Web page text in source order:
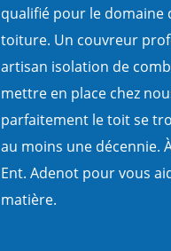
qualifié pour le
toiture. Un couvreur
artisan isolation de
mettre en place chez
parfaitement le toit se
au moins une décennie.
Ent. Adenot pour vous
matière.